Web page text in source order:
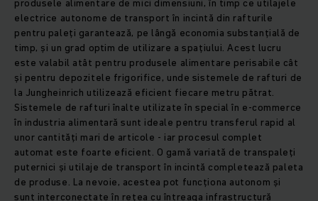
produsele alimentare de mici dimensiuni, în timp ce utilajele
electrice autonome de transport în incintă din rafturile
pentru paleți garantează, pe lângă economia substanțială de
timp, și un grad optim de utilizare a spațiului. Acest lucru
este valabil atât pentru produsele alimentare perisabile cât
și pentru depozitele frigorifice, unde sistemele de rafturi de
la Jungheinrich utilizează eficient fiecare metru pătrat.
Sistemele de rafturi înalte utilizate în special în e-commerce
în industria alimentară sunt ideale pentru transferul rapid al
unor cantități mari de articole - iar procesul complet
automat este foarte eficient. O gamă variată de transpaleți
puternici și utilaje de transport în incintă completează paleta
de produse. La nevoie, acestea pot funcționa autonom și
sunt interconectate în rețea cu întreaga infrastructură